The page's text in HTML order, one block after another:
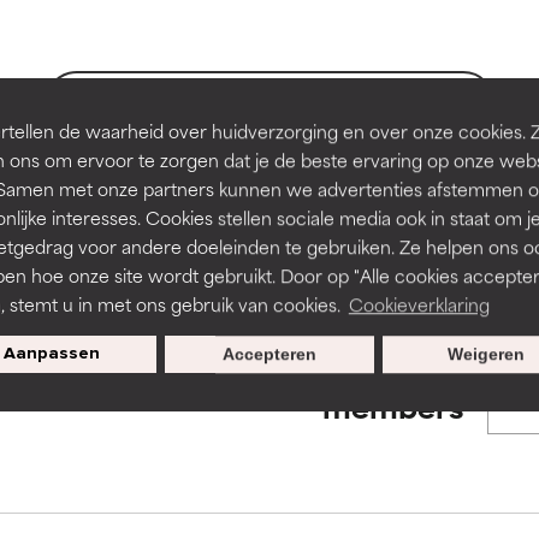
de waarheid over huidverzorging en over onze cookies.
ons om ervoor te zorgen dat je de beste ervaring op onze
met onze partners kunnen we advertenties afstemmen
interesses. Cookies stellen sociale media ook in staat om je
voor andere doeleinden te gebruiken. Ze helpen ons
hoe onze site wordt gebruikt. Door op "Alle cookies
stemt u in met ons gebruik van cookies. Cookieverklaring
Aanpassen Weigeren
Accepteren
to assess ingredients in this dictionary. Regulations
irriterend maar kan esthetische, stabiliteits- of andere
is aanwezig. Het risico wordt vergroot als het gecombineerd
ingrediënten.
droogheid, enz. veroorzaken. Kan in sommige gevallen
irriterend maar kan esthetische, stabiliteits- of andere
is aanwezig. Het risico wordt vergroot als het gecombineerd
ingrediënten.
droogheid, enz. veroorzaken. Kan in sommige gevallen
Exclusieve aanbiedingen voor
members